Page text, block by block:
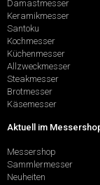
Damastmesser
Keramikmesser
Santoku
Kochmesser
Küchenmesser
Allzweckmesser
Steakmesser
Brotmesser
Käsemesser
Aktuell im
Messershop
Sammlermesser
Neuheiten